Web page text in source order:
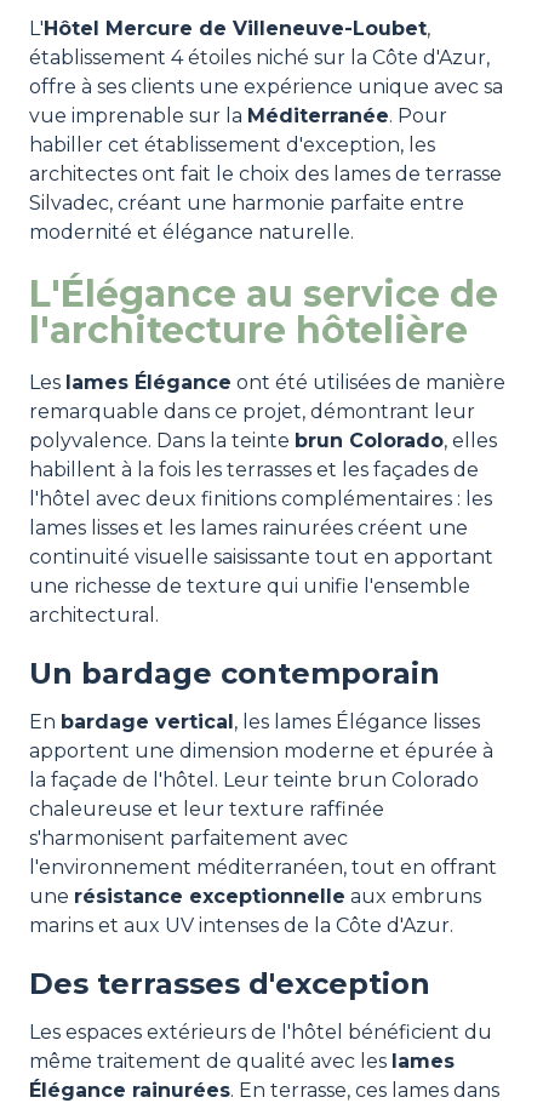
L'Hôtel Mercure de Villeneuve-Loubet,
établissement 4 étoiles niché sur la Côte d'Azur,
offre à ses clients une expérience unique avec sa
vue imprenable sur la Méditerranée. Pour
habiller cet établissement d'exception, les
architectes ont fait le choix des lames de terrasse
Silvadec, créant une harmonie parfaite entre
modernité et élégance naturelle.
L'Élégance au service de
l'architecture hôtelière
Les lames Élégance ont été utilisées de manière
remarquable dans ce projet, démontrant leur
polyvalence. Dans la teinte brun Colorado, elles
habillent à la fois les terrasses et les façades de
l'hôtel avec deux finitions complémentaires : les
lames lisses et les lames rainurées créent une
continuité visuelle saisissante tout en apportant
une richesse de texture qui unifie l'ensemble
architectural.
Un bardage contemporain
En bardage vertical, les lames Élégance lisses
apportent une dimension moderne et épurée à
la façade de l'hôtel. Leur teinte brun Colorado
chaleureuse et leur texture raffinée
s'harmonisent parfaitement avec
l'environnement méditerranéen, tout en offrant
une résistance exceptionnelle aux embruns
marins et aux UV intenses de la Côte d'Azur.
Des terrasses d'exception
Les espaces extérieurs de l'hôtel bénéficient du
même traitement de qualité avec les lames
Élégance rainurées. En terrasse, ces lames dans